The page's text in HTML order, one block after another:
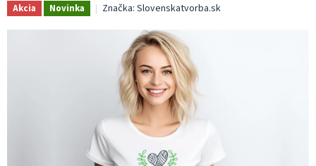
Akcia Novinka Značka: Slovenskatvorba.sk